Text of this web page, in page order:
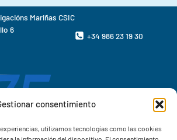
consentimiento
utilizamos tecnologías como las cookies
Mariñas CSIC
6
+34 986 23 19 30